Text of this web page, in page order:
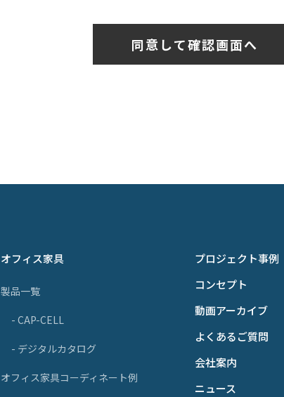
オフィス家具
製品一覧
- CAP-CELL
- デジタルカタログ
オフィス家具コーディネート例
プロジェクト事例
コンセプト
動画アーカイブ
よくあるご質問
会社案内
ニュース